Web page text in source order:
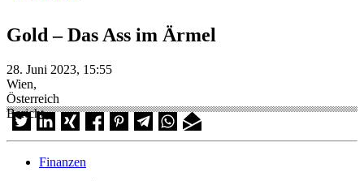
Gold – Das Ass im Ärmel
28. Juni 2023, 15:55
Wien,
Österreich
Bericht
Finanzen